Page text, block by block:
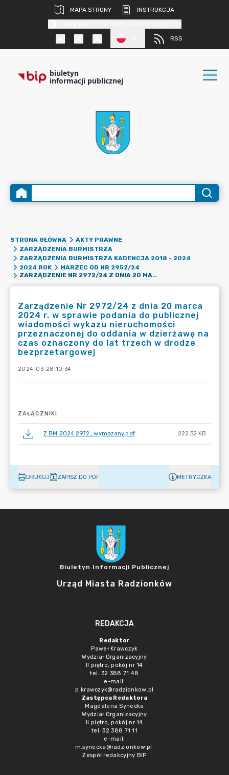
MAPA STRONY
INSTRUKCJA
RSS
biuletyn
informacji publicznej
STRONA GŁÓWNA
AKTY PRAWNE
ZARZĄDZENIA BURMISTRZA
ZARZĄDZENIA BURMISTRZA KADENCJA 2018 - 2024
2024 ROK
MARZEC OD NR 2952/24
ZARZĄDZENIE NR 2972/24 Z DNIA 20 MARCA 2024 R. W SPRAWIE PODANIA DO PUBLICZNEJ WIADOMOŚCI WYKAZU NIERUCHOMOŚCI PRZEZNACZONEJ DO ODDANIA W DZIERŻAWĘ NA CZAS OZNACZONY DO LAT TRZECH W DRODZE BEZPRZETARGOWEJ
Zarządzenie Nr 2972/24 z dnia 20 marca
2024 r. w sprawie podania do publicznej
wiadomości wykazu nieruchomości
przeznaczonej do oddania w dzierżawę na
czas oznaczony do lat trzech w drodze
bezprzetargowej
2024-03-28 10:34
ZAŁĄCZNIKI
Z.BM.2024.2972_wymazany.pdf 222.32 KB
DRUKUJ ZAPISZ DO PDF METRYCZKA
Biuletyn Informacji Publicznej
Urząd Miasta Radzionków
REDAKCJA
Redaktor
Paweł Krawczyk
Wydział Organizacyjny
II piętro, pokój nr 14
tel. 32 388 71 48
e-mail:
p.krawczyk@radzionkow.pl
Zastępca Redaktora
Magdalena Synecka
Wydział Organizacyjny
II piętro, pokój nr 14
tel. 32 388 71 11
e-mail:
m.synecka@radzionkow.pl
Zespół redakcyjny BIP